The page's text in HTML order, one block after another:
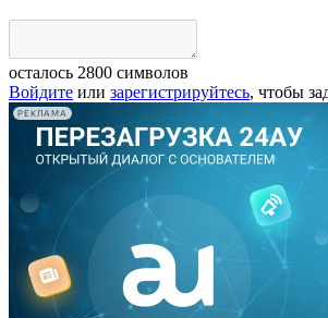
осталось 2800 символов
Войдите или зарегистрируйтесь, чтобы
РЕКЛАМА